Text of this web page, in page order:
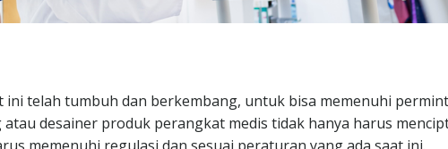
ini telah tumbuh dan berkembang, untuk bisa memenuhi
desainer produk perangkat medis tidak hanya harus